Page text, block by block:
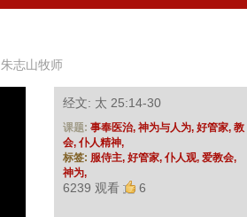
朱志山牧师
经文: 太 25:14-30
课题: 事奉医治, 神为与人为, 好管家, 教
会, 仆人精神,
标签: 服侍主, 好管家, 仆人观, 爱教会,
神为,
6239 观看 6